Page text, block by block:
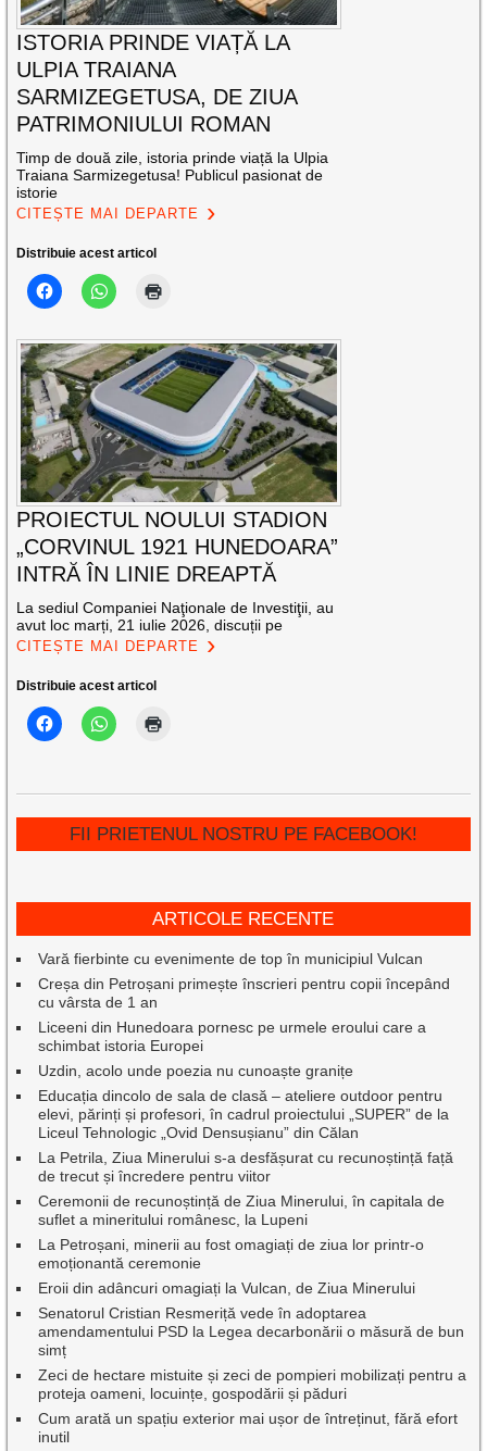
ISTORIA PRINDE VIAȚĂ LA
ULPIA TRAIANA
SARMIZEGETUSA, DE ZIUA
PATRIMONIULUI ROMAN
Timp de două zile, istoria prinde viață la Ulpia
Traiana Sarmizegetusa! Publicul pasionat de
istorie
CITEȘTE MAI DEPARTE
Distribuie acest articol
PROIECTUL NOULUI STADION
„CORVINUL 1921 HUNEDOARA”
INTRĂ ÎN LINIE DREAPTĂ
La sediul Companiei Naţionale de Investiţii, au
avut loc marți, 21 iulie 2026, discuții pe
CITEȘTE MAI DEPARTE
Distribuie acest articol
FII PRIETENUL NOSTRU PE FACEBOOK!
ARTICOLE RECENTE
Vară fierbinte cu evenimente de top în municipiul Vulcan
Creșa din Petroșani primește înscrieri pentru copii începând
cu vârsta de 1 an
Liceeni din Hunedoara pornesc pe urmele eroului care a
schimbat istoria Europei
Uzdin, acolo unde poezia nu cunoaște granițe
Educația dincolo de sala de clasă – ateliere outdoor pentru
elevi, părinți și profesori, în cadrul proiectului „SUPER” de la
Liceul Tehnologic „Ovid Densușianu” din Călan
La Petrila, Ziua Minerului s-a desfășurat cu recunoștință față
de trecut și încredere pentru viitor
Ceremonii de recunoștință de Ziua Minerului, în capitala de
suflet a mineritului românesc, la Lupeni
La Petroșani, minerii au fost omagiați de ziua lor printr-o
emoționantă ceremonie
Eroii din adâncuri omagiați la Vulcan, de Ziua Minerului
Senatorul Cristian Resmeriță vede în adoptarea
amendamentului PSD la Legea decarbonării o măsură de bun
simț
Zeci de hectare mistuite și zeci de pompieri mobilizați pentru a
proteja oameni, locuințe, gospodării și păduri
Cum arată un spațiu exterior mai ușor de întreținut, fără efort
inutil